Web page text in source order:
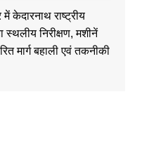
में केदारनाथ राष्ट्रीय
स्थलीय निरीक्षण, मशीनें
मार्ग बहाली एवं तकनीकी